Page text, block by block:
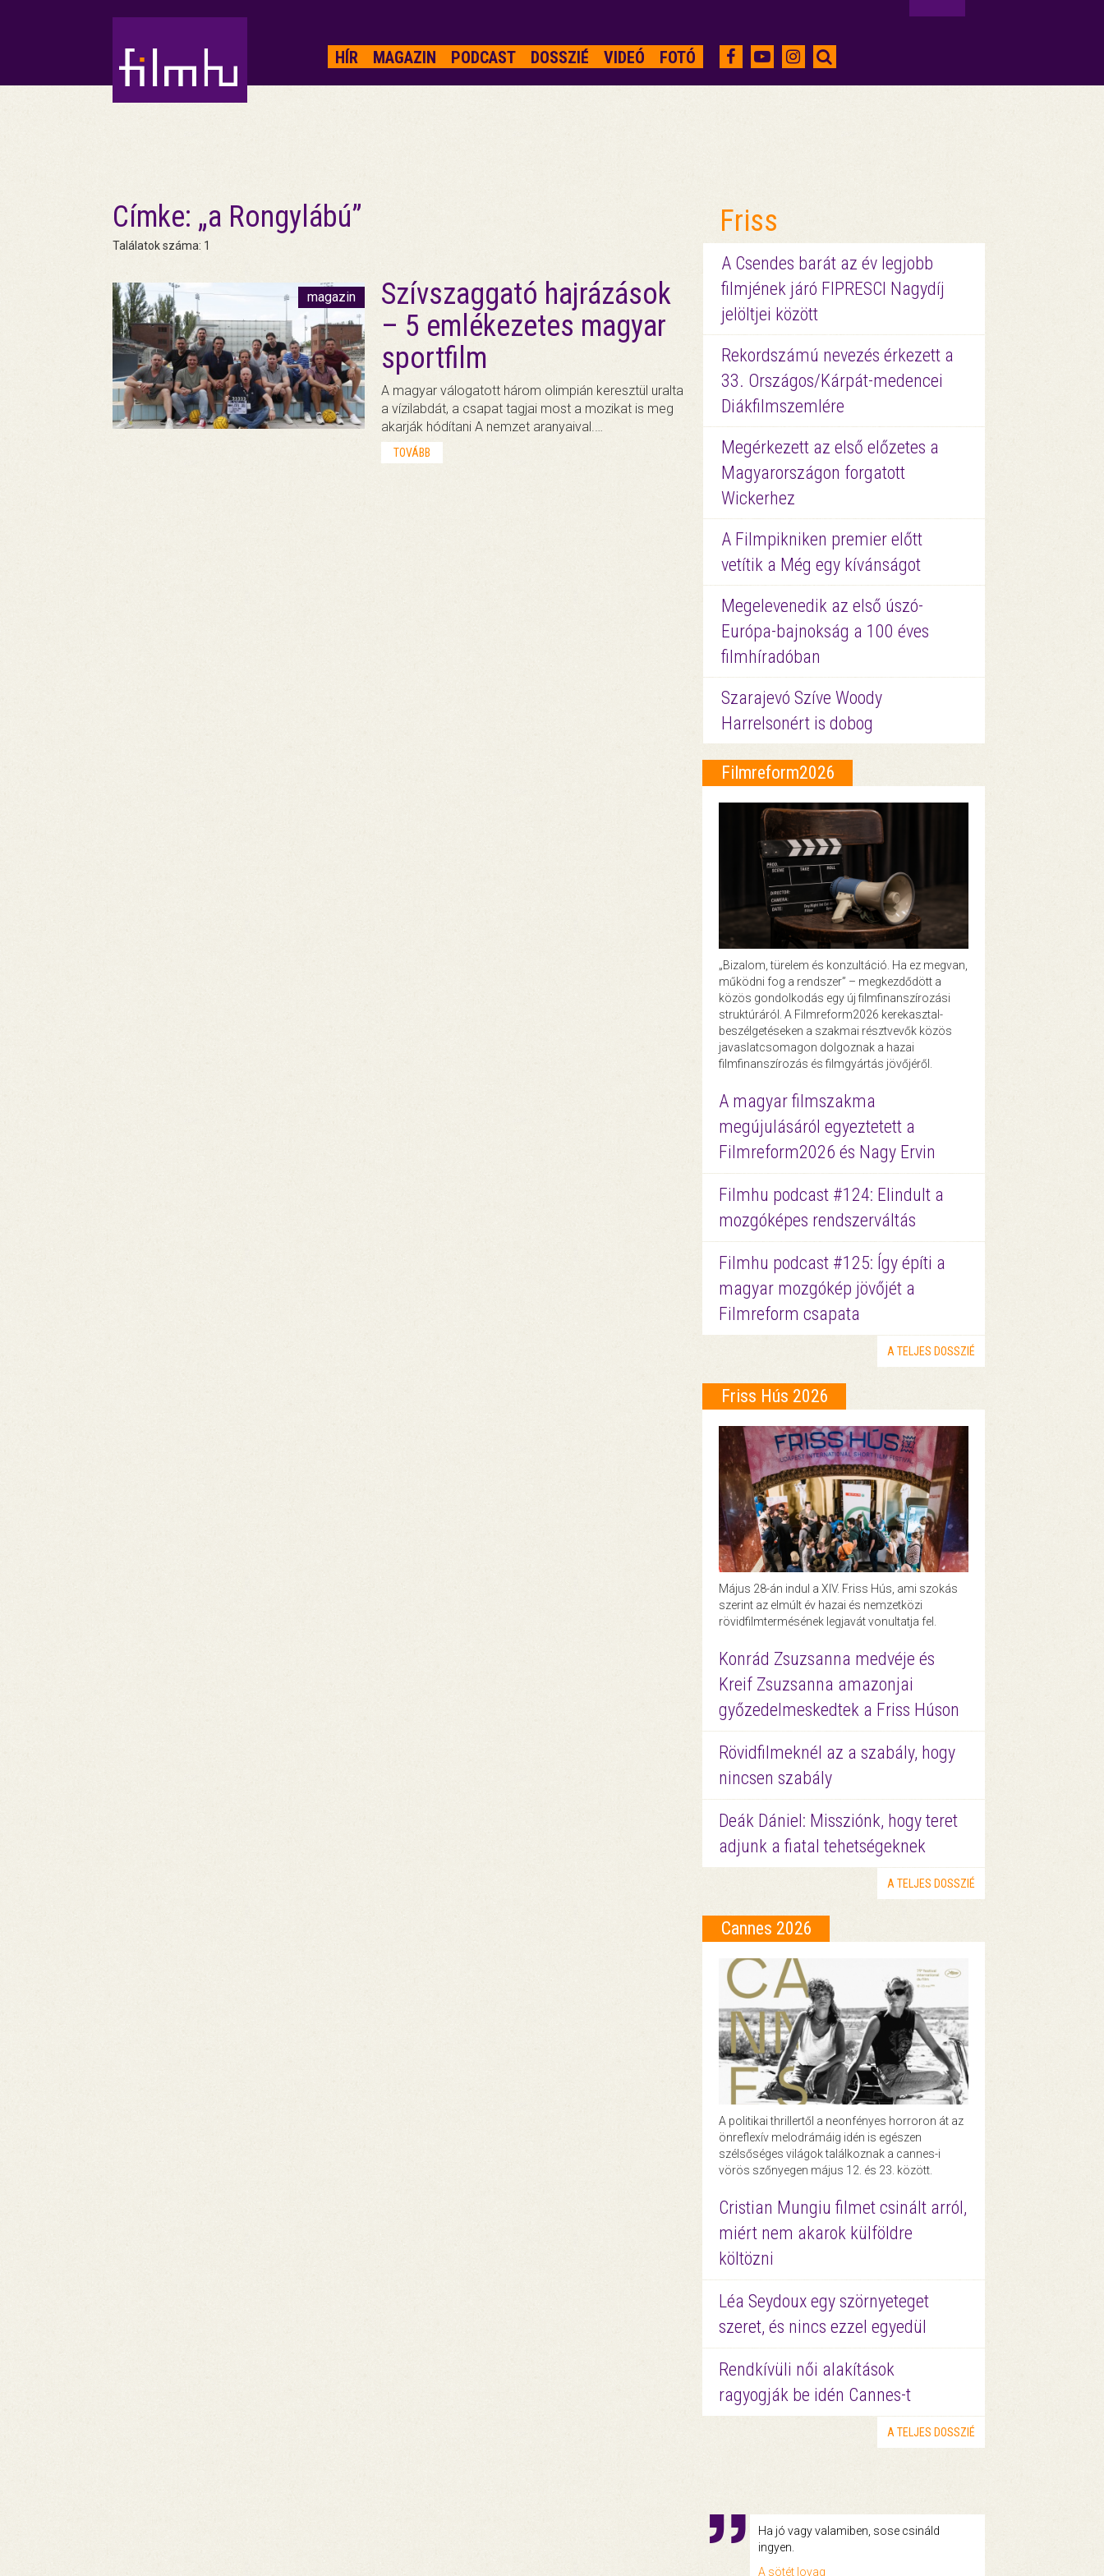
HÍR MAGAZIN PODCAST DOSSZIÉ VIDEÓ FOTÓ
Címke: „a Rongylábú”
Találatok száma: 1
magazin
Szívszaggató hajrázások
– 5 emlékezetes magyar
sportfilm
A magyar válogatott három olimpián keresztül uralta
a vízilabdát, a csapat tagjai most a mozikat is meg
akarják hódítani A nemzet aranyaival.…
TOVÁBB
Friss
A Csendes barát az év legjobb
filmjének járó FIPRESCI Nagydíj
jelöltjei között
Rekordszámú nevezés érkezett a
33. Országos/Kárpát-medencei
Diákfilmszemlére
Megérkezett az első előzetes a
Magyarországon forgatott
Wickerhez
A Filmpikniken premier előtt
vetítik a Még egy kívánságot
Megelevenedik az első úszó-
Európa-bajnokság a 100 éves
filmhíradóban
Szarajevó Szíve Woody
Harrelsonért is dobog
Filmreform2026
„Bizalom, türelem és konzultáció. Ha ez megvan,
működni fog a rendszer” – megkezdődött a
közös gondolkodás egy új filmfinanszírozási
struktúráról. A Filmreform2026 kerekasztal-
beszélgetéseken a szakmai résztvevők közös
javaslatcsomagon dolgoznak a hazai
filmfinanszírozás és filmgyártás jövőjéről.
A magyar filmszakma
megújulásáról egyeztetett a
Filmreform2026 és Nagy Ervin
Filmhu podcast #124: Elindult a
mozgóképes rendszerváltás
Filmhu podcast #125: Így építi a
magyar mozgókép jövőjét a
Filmreform csapata
A TELJES DOSSZIÉ
Friss Hús 2026
Május 28-án indul a XIV. Friss Hús, ami szokás
szerint az elmúlt év hazai és nemzetközi
rövidfilmtermésének legjavát vonultatja fel.
Konrád Zsuzsanna medvéje és
Kreif Zsuzsanna amazonjai
győzedelmeskedtek a Friss Húson
Rövidfilmeknél az a szabály, hogy
nincsen szabály
Deák Dániel: Missziónk, hogy teret
adjunk a fiatal tehetségeknek
A TELJES DOSSZIÉ
Cannes 2026
A politikai thrillertől a neonfényes horroron át az
önreflexív melodrámáig idén is egészen
szélsőséges világok találkoznak a cannes-i
vörös szőnyegen május 12. és 23. között.
Cristian Mungiu filmet csinált arról,
miért nem akarok külföldre
költözni
Léa Seydoux egy szörnyeteget
szeret, és nincs ezzel egyedül
Rendkívüli női alakítások
ragyogják be idén Cannes-t
A TELJES DOSSZIÉ
Ha jó vagy valamiben, sose csináld
ingyen.
A sötét lovag